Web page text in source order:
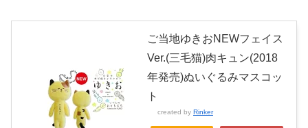
ご当地ゆきおNEWフェイス
Ver.(三毛猫)肉キュン(2018
年発売)ぬいぐるみマスコッ
ト
created by Rinker